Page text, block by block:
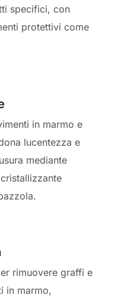
specifici, con
protettivi come
in marmo e
lucentezza e
mediante
rimuovere graffi e
in marmo,